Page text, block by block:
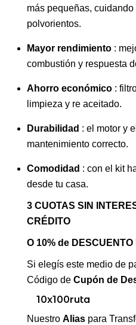
más pequeñas,
polvorientos.
Mayor rendimiento :
combustión y respuesta
Ahorro económico :
limpieza y re aceitado.
Durabilidad : el motor y
mantenimiento correcto.
Comodidad : con el kit
desde tu casa.
3 CUOTAS SIN
CRÉDITO
O 10% de
Si elegís este medio de
Código de Cupón de
10x100ruta
Nuestro Alias para